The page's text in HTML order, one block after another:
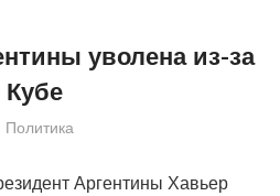
уволена из-за
Кубе
Политика
Аргентины Хавьер